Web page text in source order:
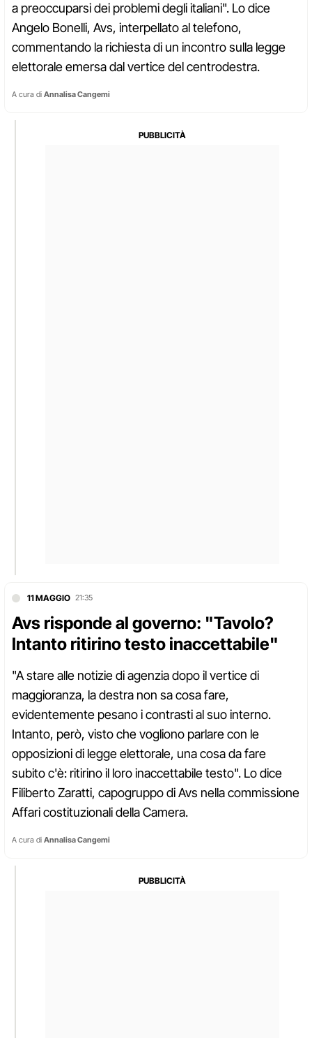
a preoccuparsi dei problemi degli italiani". Lo dice
Angelo Bonelli, Avs, interpellato al telefono,
commentando la richiesta di un incontro sulla legge
elettorale emersa dal vertice del centrodestra.
A cura di Annalisa Cangemi
11 MAGGIO 21:35
Avs risponde al governo: "Tavolo?
Intanto ritirino testo inaccettabile"
"A stare alle notizie di agenzia dopo il vertice di
maggioranza, la destra non sa cosa fare,
evidentemente pesano i contrasti al suo interno.
Intanto, però, visto che vogliono parlare con le
opposizioni di legge elettorale, una cosa da fare
subito c'è: ritirino il loro inaccettabile testo". Lo dice
Filiberto Zaratti, capogruppo di Avs nella commissione
Affari costituzionali della Camera.
A cura di Annalisa Cangemi